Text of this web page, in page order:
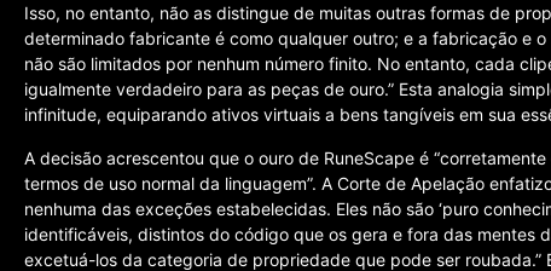
Isso, no entanto, não as distingue de muitas outras formas de
determinado fabricante é como qualquer outro; e a fabricação e
não são limitados por nenhum número finito. No entanto, cada
igualmente verdadeiro para as peças de ouro.” Esta analogia
infinitude, equiparando ativos virtuais a bens tangíveis em sua
A decisão acrescentou que o ouro de RuneScape é
termos de uso normal da linguagem”. A Corte de Apelação
nenhuma das exceções estabelecidas. Eles não são ‘puro
identificáveis, distintos do código que os gera e fora das mentes
excetuá-los da categoria de propriedade que pode ser